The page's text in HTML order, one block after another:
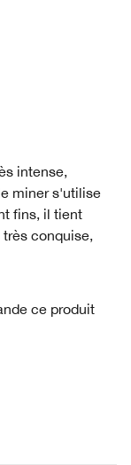
intense,
miner s'utilise
fins, il tient
conquise,
ce produit